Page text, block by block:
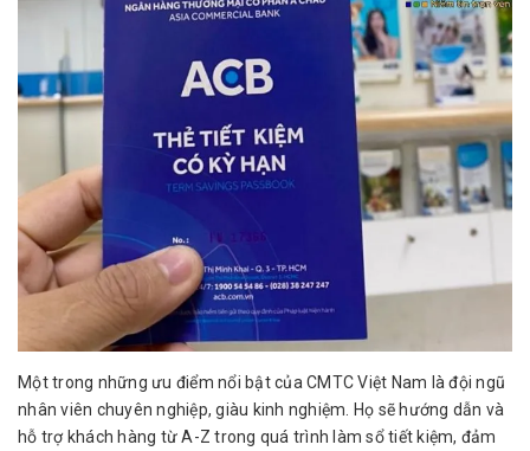
Một trong những ưu điểm nổi bật của CMTC Việt Nam là đội ngũ
nhân viên chuyên nghiệp, giàu kinh nghiệm. Họ sẽ hướng dẫn và
hỗ trợ khách hàng từ A-Z trong quá trình làm sổ tiết kiệm, đảm